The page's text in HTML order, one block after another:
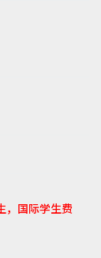
，国际学生费